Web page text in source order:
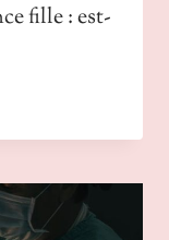
fille : est-